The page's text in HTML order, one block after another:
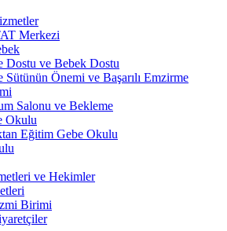
Merkezi
Dostu ve Bebek Dostu
Sütünün Önemi ve Başarılı Emzirme
Salonu ve Bekleme
Okulu
Eğitim Gebe Okulu
ve Hekimler
Birimi